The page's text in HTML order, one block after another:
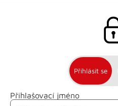
Přihlásit se
Přihlašovací jméno
Jméno